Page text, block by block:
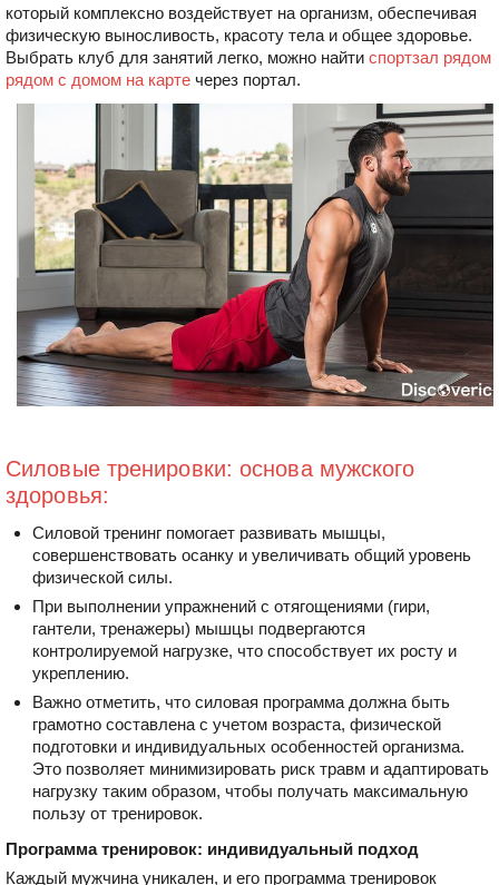
который комплексно воздействует на организм, обеспечивая
физическую выносливость, красоту тела и общее здоровье.
Выбрать клуб для занятий легко, можно найти спортзал рядом
рядом с домом на карте через портал.
Силовые тренировки: основа мужского
здоровья:
Силовой тренинг помогает развивать мышцы,
совершенствовать осанку и увеличивать общий уровень
физической силы.
При выполнении упражнений с отягощениями (гири,
гантели, тренажеры) мышцы подвергаются
контролируемой нагрузке, что способствует их росту и
укреплению.
Важно отметить, что силовая программа должна быть
грамотно составлена с учетом возраста, физической
подготовки и индивидуальных особенностей организма.
Это позволяет минимизировать риск травм и адаптировать
нагрузку таким образом, чтобы получать максимальную
пользу от тренировок.
Программа тренировок: индивидуальный подход
Каждый мужчина уникален, и его программа тренировок